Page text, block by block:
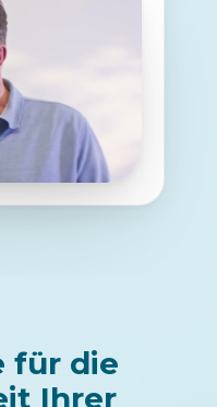
für die
Ihrer